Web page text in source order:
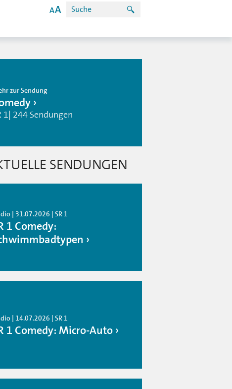
zur Sendung
1| 244 Sendungen
SENDUNGEN
| 31.07.2026 | SR 1
1 Comedy:
| 14.07.2026 | SR 1
1 Comedy: Micro-Auto